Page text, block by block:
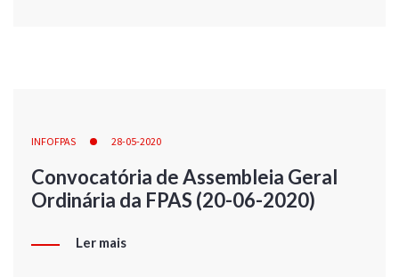
INFOFPAS 28-05-2020
Convocatória de Assembleia Geral
Ordinária da FPAS (20-06-2020)
Ler mais